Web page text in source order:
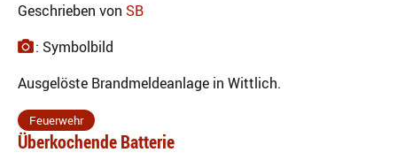
Geschrieben von SB
: Symbolbild
Ausgelöste Brandmeldeanlage in Wittlich.
Feuerwehr
Überkochende Batterie